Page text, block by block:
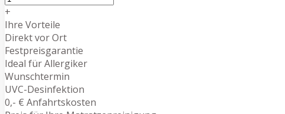
+
Ihre Vorteile
Direkt vor Ort
Festpreisgarantie
Ideal für Allergiker
Wunschtermin
UVC-Desinfektion
0,- € Anfahrtskosten